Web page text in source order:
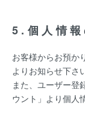
5.個人情報
お客様からお預か
よりお知らせ下さ
また、ユーザー登
ウント」より個人